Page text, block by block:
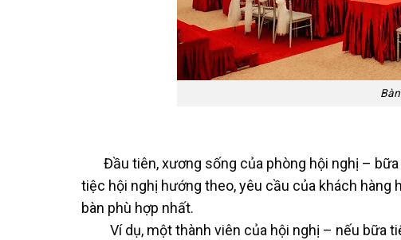
Đầu tiên, xương sống của phòng hội nghị – bữa
tiệc hội nghị hướng theo, yêu cầu của khách
bàn phù hợp nhất.
Ví dụ, một thành viên của hội nghị – nếu bữa